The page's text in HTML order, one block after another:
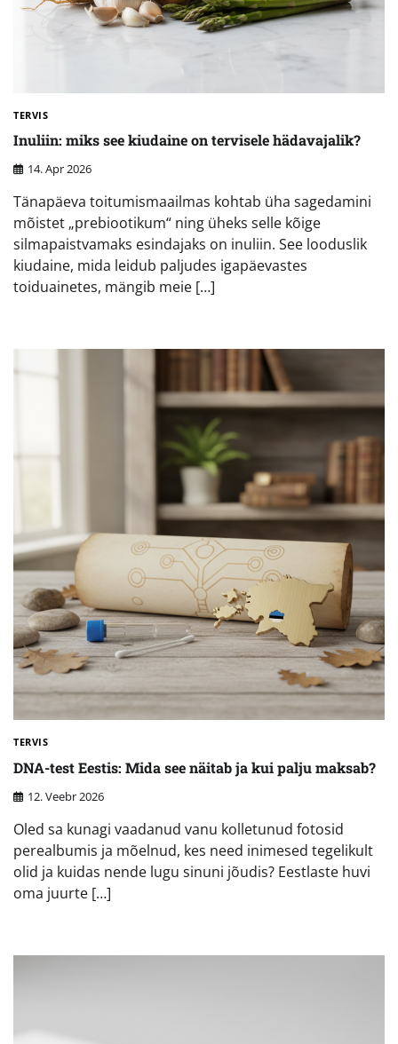
TERVIS
Inuliin: miks see kiudaine on tervisele hädavajalik?
14. Apr 2026
Tänapäeva toitumismaailmas kohtab üha sagedamini
mõistet „prebiootikum“ ning üheks selle kõige
silmapaistvamaks esindajaks on inuliin. See looduslik
kiudaine, mida leidub paljudes igapäevastes
toiduainetes, mängib meie […]
TERVIS
DNA-test Eestis: Mida see näitab ja kui palju maksab?
12. Veebr 2026
Oled sa kunagi vaadanud vanu kolletunud fotosid
perealbumis ja mõelnud, kes need inimesed tegelikult
olid ja kuidas nende lugu sinuni jõudis? Eestlaste huvi
oma juurte […]